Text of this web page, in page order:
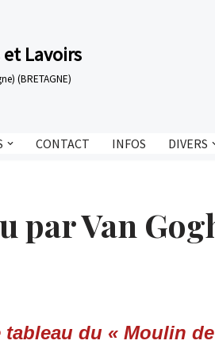
Lavoirs
(BRETAGNE)
CONTACT INFOS DIVERS
par Van
du « Moulin